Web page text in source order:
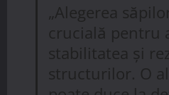
„Alegerea
crucială pentru
stabilitatea și
structurilor. O